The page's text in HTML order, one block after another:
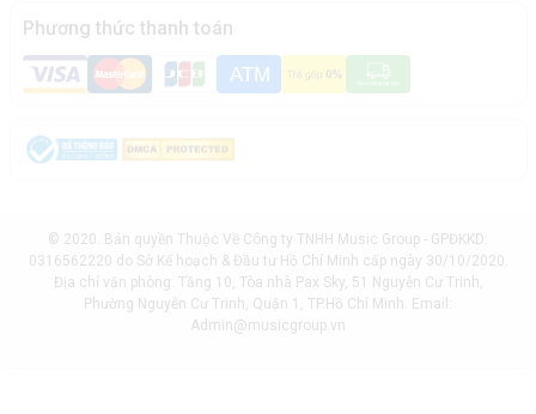
Phương thức thanh toán
© 2020. Bản quyền Thuộc Về Công ty TNHH Music Group - GPĐKKD:
0316562220 do Sở Kế hoạch & Đầu tư Hồ Chí Minh cấp ngày 30/10/2020.
Địa chỉ văn phòng: Tầng 10, Tòa nhà Pax Sky, 51 Nguyễn Cư Trinh,
Phường Nguyễn Cư Trinh, Quận 1, TP.Hồ Chí Minh. Email:
Admin@musicgroup.vn